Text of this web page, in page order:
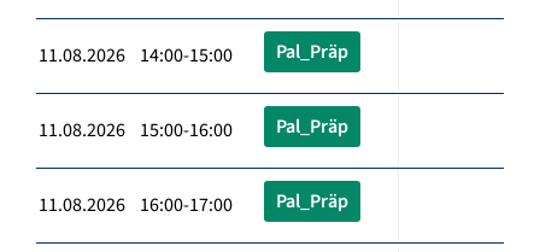
11.08.2026 14:00-15:00 Pal_Präp
11.08.2026 15:00-16:00 Pal_Präp
11.08.2026 16:00-17:00 Pal_Präp